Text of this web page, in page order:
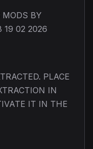
MODS BY
19 02 2026
PLACE
IN
IT IN THE